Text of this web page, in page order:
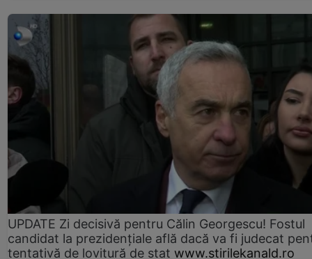
UPDATE Zi decisivă pentru Călin Georgescu! Fostul
candidat la prezidențiale află dacă va fi judecat
tentativă de lovitură de stat www.stirilekanald.ro